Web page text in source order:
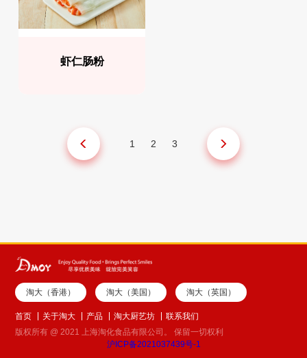
虾仁肠粉
1 2 3
淘大（香港） 淘大（美国） 淘大（英国）
首页 关于淘大 产品 淘大厨艺坊
联系我们
版权所有 @ 2021 上海淘化食品有限公司。 保留一切权利
沪ICP备2021037439号-1